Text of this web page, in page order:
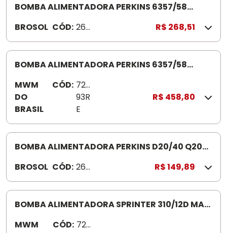
BOMBA ALIMENTADORA PERKINS 6357/58
BROSOL CÓD: 260
700
R$ 268,51
BOMBA ALIMENTADORA PERKINS 6357/58
MWM
DO
BRASIL
CÓD: 720
93R
E
R$ 458,80
BOMBA ALIMENTADORA PERKINS D20/40 Q20B
BROSOL CÓD: 260
800
R$ 149,89
BOMBA ALIMENTADORA SPRINTER 310/12D MAX
MWM
CÓD: 721